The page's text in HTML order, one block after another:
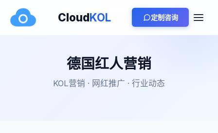
CloudKOL 定制咨询
德国红人营销
KOL营销 · 网红推广 · 行业动态